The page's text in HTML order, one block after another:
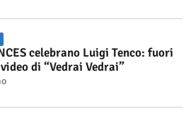
celebrano Luigi Tenco: fuori
di “Vedrai Vedrai”